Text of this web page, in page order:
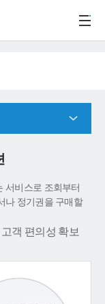
서비스로 조회부터
나 정기권을 구매할
객 편의성 확보